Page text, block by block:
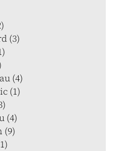
(3)
(4)
(1)
(4)
(9)